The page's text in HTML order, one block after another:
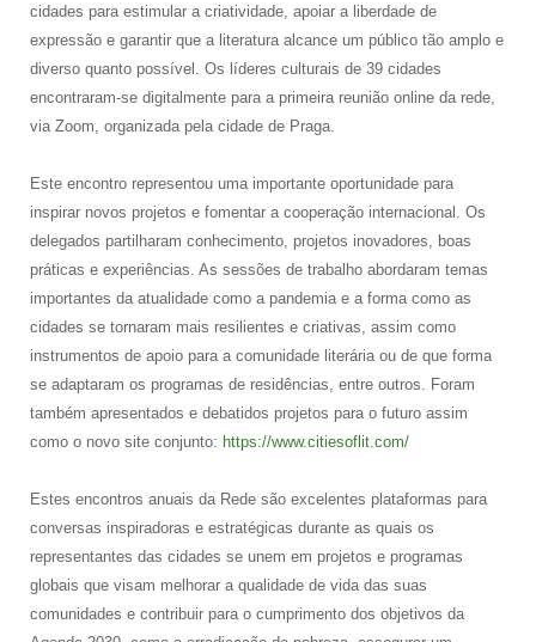
cidades para estimular a criatividade, apoiar a liberdade de
expressão e garantir que a literatura alcance um público tão amplo e
diverso quanto possível. Os líderes culturais de 39 cidades
encontraram-se digitalmente para a primeira reunião online da rede,
via Zoom, organizada pela cidade de Praga.
Este encontro representou uma importante oportunidade para
inspirar novos projetos e fomentar a cooperação internacional. Os
delegados partilharam conhecimento, projetos inovadores, boas
práticas e experiências. As sessões de trabalho abordaram temas
importantes da atualidade como a pandemia e a forma como as
cidades se tornaram mais resilientes e criativas, assim como
instrumentos de apoio para a comunidade literária ou de que forma
se adaptaram os programas de residências, entre outros. Foram
também apresentados e debatidos projetos para o futuro assim
como o novo site conjunto: https://www.citiesoflit.com/
Estes encontros anuais da Rede são excelentes plataformas para
conversas inspiradoras e estratégicas durante as quais os
representantes das cidades se unem em projetos e programas
globais que visam melhorar a qualidade de vida das suas
comunidades e contribuir para o cumprimento dos objetivos da